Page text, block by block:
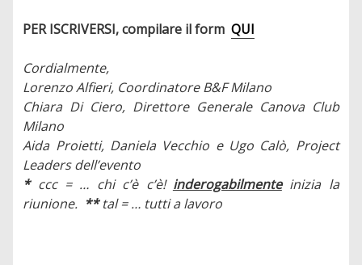
PER ISCRIVERSI, compilare il form QUI
Cordialmente,
Lorenzo Alfieri, Coordinatore B&F Milano
Chiara Di Ciero, Direttore Generale Canova Club
Milano
Aida Proietti, Daniela Vecchio e Ugo Calò, Project
Leaders dell’evento
* ccc = … chi c’è c’è! inderogabilmenteinizia la
riunione. ** tal = … tutti a lavoro